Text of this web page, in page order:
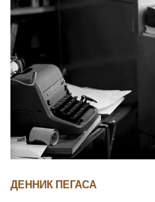
ДЕННИК ПЕГАСА